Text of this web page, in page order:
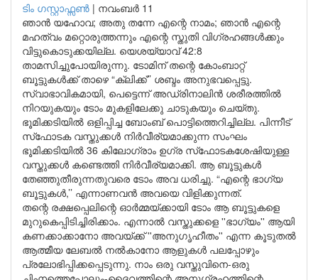
ടിം ഗസ്റ്റാഫ്സണ്‍ | നവംബർ 11
ഞാൻ യഹോവ; അതു തന്നേ എന്റെ നാമം; ഞാൻ എന്റെ
മഹത്വം മറ്റൊരുത്തന്നും എന്റെ സ്തുതി വിഗ്രഹങ്ങൾക്കും
വിട്ടുകൊടുക്കയില്ല. യെശയ്യാവ് 42:8
താമസിച്ചുപോയിരുന്നു. ടോമിന് തന്റെ കോംബാറ്റ്
ബൂട്ടുകൾക്ക് താഴെ “ക്ലിക്ക്’’ ശബ്ദം അനുഭവപ്പെട്ടു.
സ്വാഭാവികമായി, പെട്ടെന്ന് അഡ്രിനാലിൻ ശരീരത്തിൽ
നിറയുകയും ടോം മുകളിലേക്കു ചാടുകയും ചെയ്തു.
ഭൂമിക്കടിയിൽ ഒളിപ്പിച്ച ബോംബ് പൊട്ടിത്തെറിച്ചില്ല. പിന്നീട്
സ്‌ഫോടക വസ്തുക്കൾ നിർവീര്യമാക്കുന്ന സംഘം
ഭൂമിക്കടിയിൽ 36 കിലോഗ്രാം ഉഗ്ര സ്‌ഫോടകശേഷിയുള്ള
വസ്തുക്കൾ കണ്ടെത്തി നിർവീര്യമാക്കി. ആ ബൂട്ടുകൾ
തേഞ്ഞുതീരുന്നതുവരെ ടോം അവ ധരിച്ചു. “എന്റെ ഭാഗ്യ
ബൂട്ടുകൾ,’’ എന്നാണവൻ അവയെ വിളിക്കുന്നത്.
തന്റെ രക്ഷപ്പെലിന്റെ ഓർമ്മയ്ക്കായി ടോം ആ ബൂട്ടുകളെ
മുറുകെപ്പിടിച്ചിരിക്കാം. എന്നാൽ വസ്തുക്കളെ ''ഭാഗ്യം'' ആയി
കണക്കാക്കാനോ അവയ്ക്ക് ''അനുഗൃഹീതം'' എന്ന കൂടുതൽ
ആത്മീയ ലേബൽ നൽകാനോ ആളുകൾ പലപ്പോഴും
പ്രലോഭിപ്പിക്കപ്പെടുന്നു. നാം ഒരു വസ്തുവിനെ-ഒരു